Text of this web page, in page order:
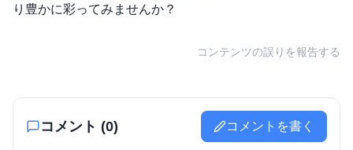
り豊かに彩ってみませんか？
コンテンツの誤りを報告する
コメント (0) コメントを書く